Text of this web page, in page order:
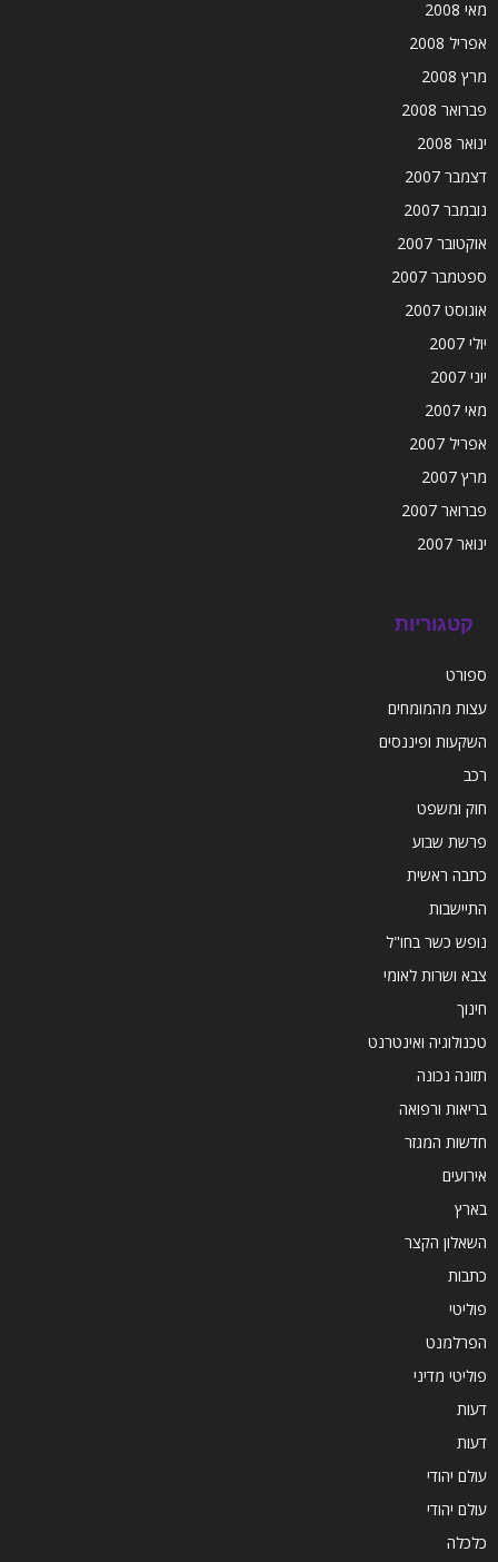
מאי 2008
אפריל 2008
מרץ 2008
פברואר 2008
ינואר 2008
דצמבר 2007
נובמבר 2007
אוקטובר 2007
ספטמבר 2007
אוגוסט 2007
יולי 2007
יוני 2007
מאי 2007
אפריל 2007
מרץ 2007
פברואר 2007
ינואר 2007
קטגוריות
ספורט
עצות מהמומחים
השקעות ופיננסים
רכב
חוק ומשפט
פרשת שבוע
כתבה ראשית
התיישבות
נופש כשר בחו"ל
צבא ושרות לאומי
חינוך
טכנולוגיה ואינטרנט
תזונה נכונה
בריאות ורפואה
חדשות המגזר
אירועים
בארץ
השאלון הקצר
כתבות
פוליטי
הפרלמנט
פוליטי מדיני
דעות
דעות
עולם יהודי
עולם יהודי
כלכלה